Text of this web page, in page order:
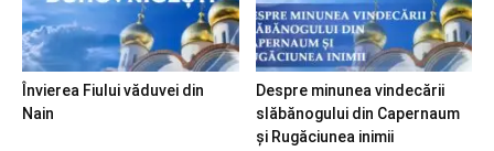
Învierea Fiului văduvei din
Nain
Despre minunea vindecării
slăbănogului din Capernaum
și Rugăciunea inimii